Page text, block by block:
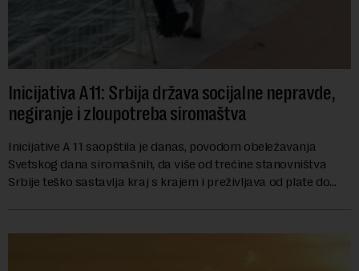
Inicijativa A11: Srbija država socijalne nepravde,
negiranje i zloupotreba siromaštva
Inicijative A 11 saopštila je danas, povodom obeležavanja
Svetskog dana siromašnih, da više od trećine stanovništva
Srbije teško sastavlja kraj s krajem i preživljava od plate do